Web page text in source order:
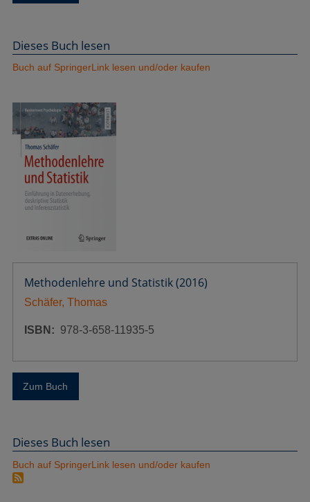
Dieses Buch lesen
Buch auf SpringerLink lesen und/oder kaufen
Methodenlehre und Statistik (2016)
Schäfer, Thomas
ISBN 978-3-658-11935-5
Zum Buch
Dieses Buch lesen
Buch auf SpringerLink lesen und/oder kaufen